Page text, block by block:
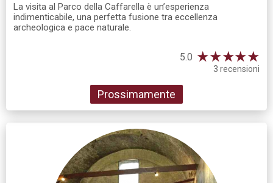
La visita al Parco della Caffarella è un’esperienza
indimenticabile, una perfetta fusione tra eccellenza
archeologica e pace naturale.
5.0 ★★★★★
3 recensioni
Prossimamente